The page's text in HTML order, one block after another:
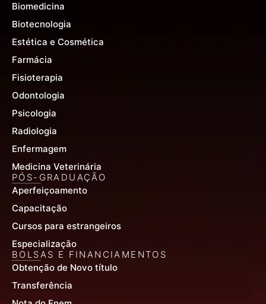
Biomedicina
Biotecnologia
Estética e Cosmética
Farmácia
Fisioterapia
Odontologia
Psicologia
Radiologia
Enfermagem
Medicina Veterinária
PÓS-GRADUAÇÃO
Aperfeiçoamento
Capacitação
Cursos para estrangeiros
Especialização
BOLSAS E FINANCIAMENTOS
Obtenção de Novo título
Transferência